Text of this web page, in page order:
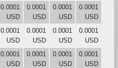
0.0001
USD
0.0001
USD
0.0001
USD
0.0001
USD
0.0001
USD
0.0001
USD
0.0001
USD
0.0001
USD
0.0001
USD
0.0001
USD
0.0001
USD
0.0001
USD